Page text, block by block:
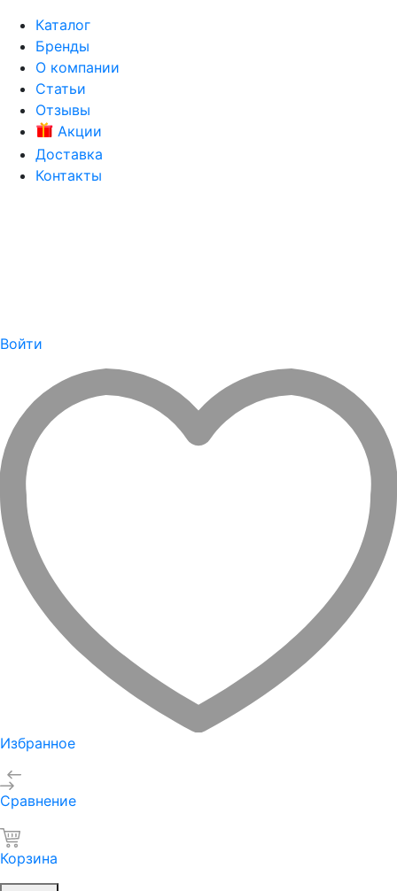
Каталог
Бренды
О компании
Статьи
Отзывы
Акции
Доставка
Контакты
Войти
Избранное
Сравнение
Корзина